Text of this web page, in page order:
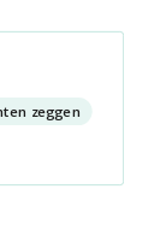
zeggen